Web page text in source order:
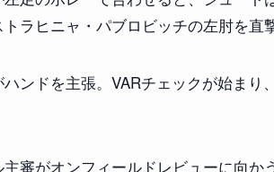
ラヒニャ・パブロビッチの左肘を直
ンドを主張。VARチェックが始まり
審がオンフィールドレビューに向か